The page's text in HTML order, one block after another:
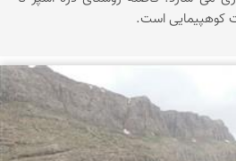
کوهپیمایی است.